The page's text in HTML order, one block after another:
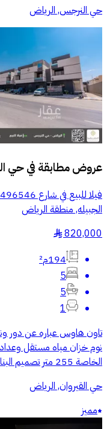
حي النرجس, الرياض
عروض مطابقة فيحي
الجبيله, منطقة الرياض
820,000
§
194م²
5
5
1
نوم خزان مياه مستقل وعداد
الخاصة 255 متر تصميم البناء مودرن
حي القيروان, الرياض
مميز